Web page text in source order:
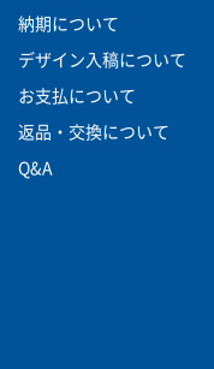
納期について
デザイン入稿について
お支払について
返品・交換について
Q&A